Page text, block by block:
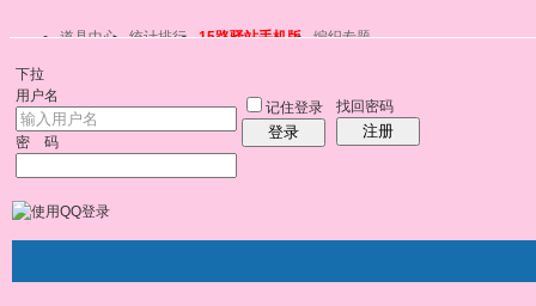
道具中心 统计排行 15路驿站手机版 编织专题
下拉
用户名
密 码
记住登录
登录
找回密码
注册